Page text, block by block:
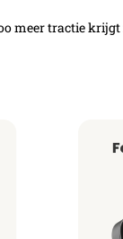
meer tractie